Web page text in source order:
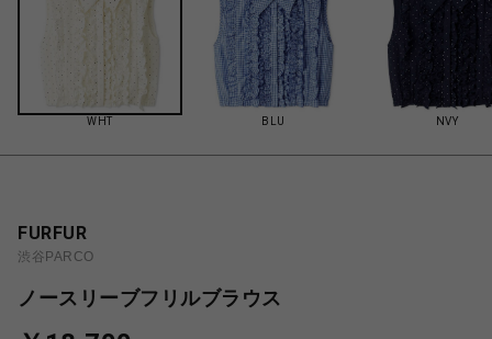
WHT BLU NVY
FURFUR
渋谷PARCO
ノースリーブフリルブラウス